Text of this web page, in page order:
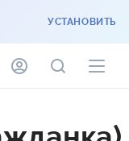
УСТАНОВИТЬ